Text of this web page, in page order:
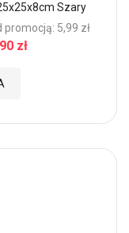
Szary
5,99 zł
zł